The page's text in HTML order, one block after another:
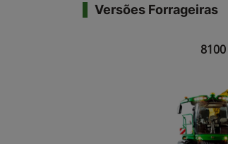
Versões Forrageiras
8100